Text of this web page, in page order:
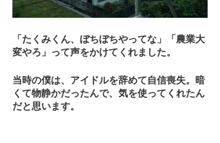
「たくみくん、ぼちぼちやってな」「農業大
変やろ」って声をかけてくれました。
当時の僕は、アイドルを辞めて自信喪失。暗
くて物静かだったんで、気を使ってくれたん
だと思います。